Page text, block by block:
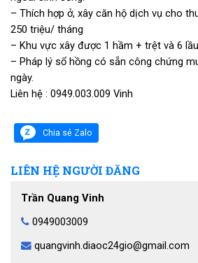
– Thích hợp ở, xây căn hộ dịch vụ cho
250 triệu/ tháng
– Khu vực xây được 1 hầm + trệt và 6 lầu
– Pháp lý sổ hồng có sẵn công chứng
ngày.
Liên hệ : 0949.003.009 Vinh
Chia sẻ Zalo
LIÊN HỆ NGƯỜI ĐĂNG
Trần Quang Vinh
0949003009
quangvinh.diaoc24gio@gmail.com